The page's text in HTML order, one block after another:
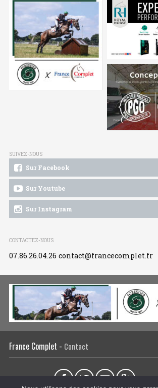
SUIVEZ-NOUS
Sur Facebook
Sur Youtube
Sur Instagram
CONTACTEZ-NOUS
07.86.26.04.26 contact@francecomplet.fr
France Complet - Contact